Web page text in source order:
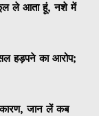
ले आता हूं, नशे में
हड़पने का आरोप;
जान लें कब